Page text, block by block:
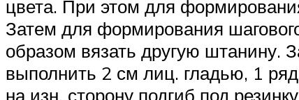
цвета. При этом для
Затем для формирования
образом вязать другую штанину.
выполнить 2 см лиц. гладью, 1
на изн. сторону подгиб под